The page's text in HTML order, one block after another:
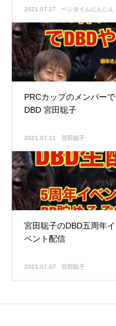
【立ち回り解説】
2021.07.27 ベジタイムにんじん
PRCカップのメンバーで
DBD 宮田聡子
2021.07.11 宮田聡子
宮田聡子のDBD五周年イ
ベント配信
2021.07.07 宮田聡子